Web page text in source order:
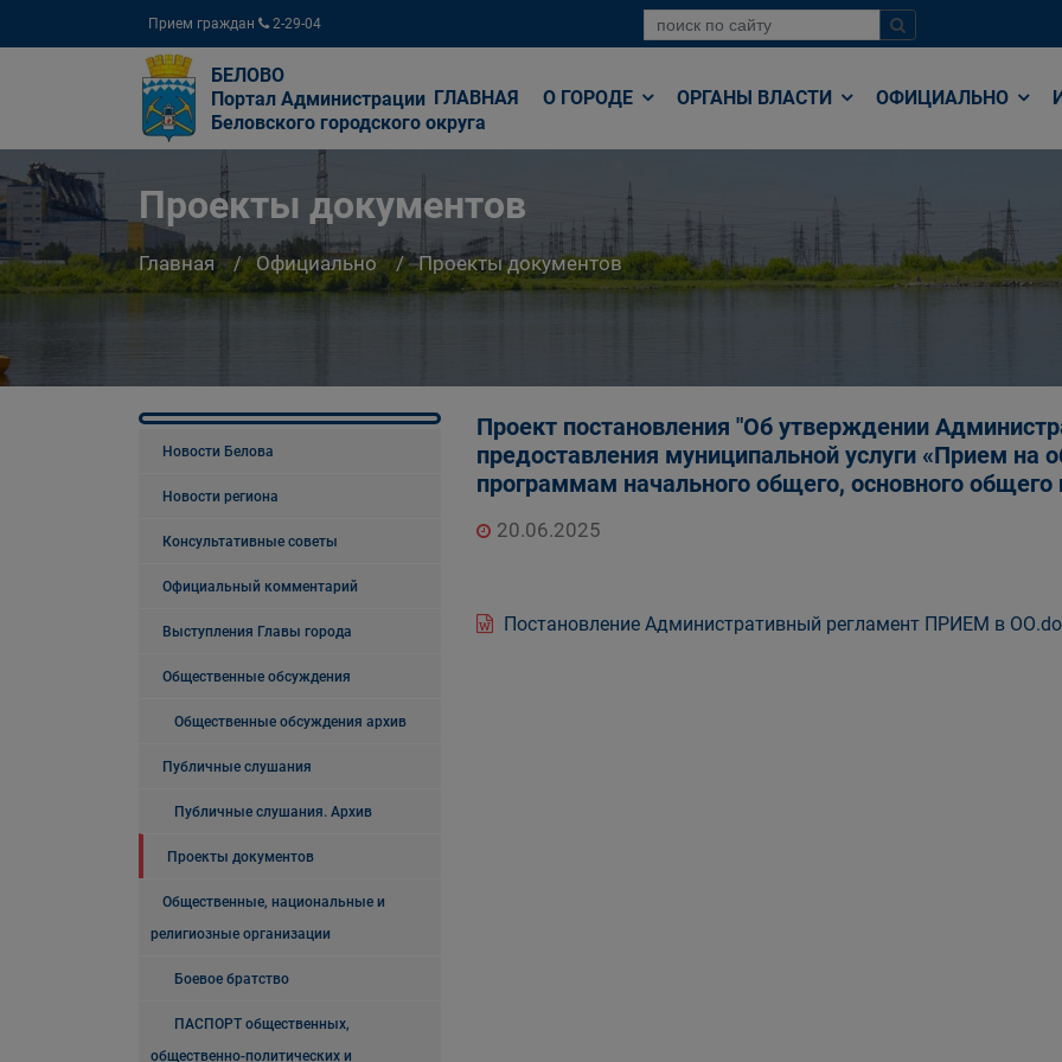
Прием граждан 2-29-04
БЕЛОВО
Портал Администрации
Беловского городского округа
ГЛАВНАЯ О ГОРОДЕ ОРГАНЫ ВЛАСТИ ОФИЦИАЛЬНО
Проекты документов
Главная Официально Проекты документов
Новости Белова
Новости региона
Консультативные советы
Официальный комментарий
Выступления Главы города
Общественные обсуждения
Общественные обсуждения архив
Публичные слушания
Публичные слушания. Архив
Проекты документов
Общественные, национальные и
религиозные организации
Боевое братство
ПАСПОРТ общественных,
общественно-политических и
Проект постановления "Об утверждении
предоставления муниципальной услуги «Прием на
программам начального общего, основного
20.06.2025
Постановление Административный регламент ПРИЕМ в